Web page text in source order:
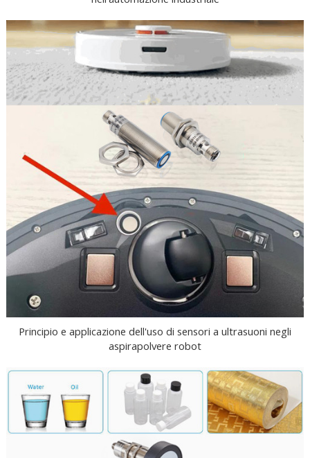
Principio e applicazione dell'uso di sensori a ultrasuoni negli
aspirapolvere robot